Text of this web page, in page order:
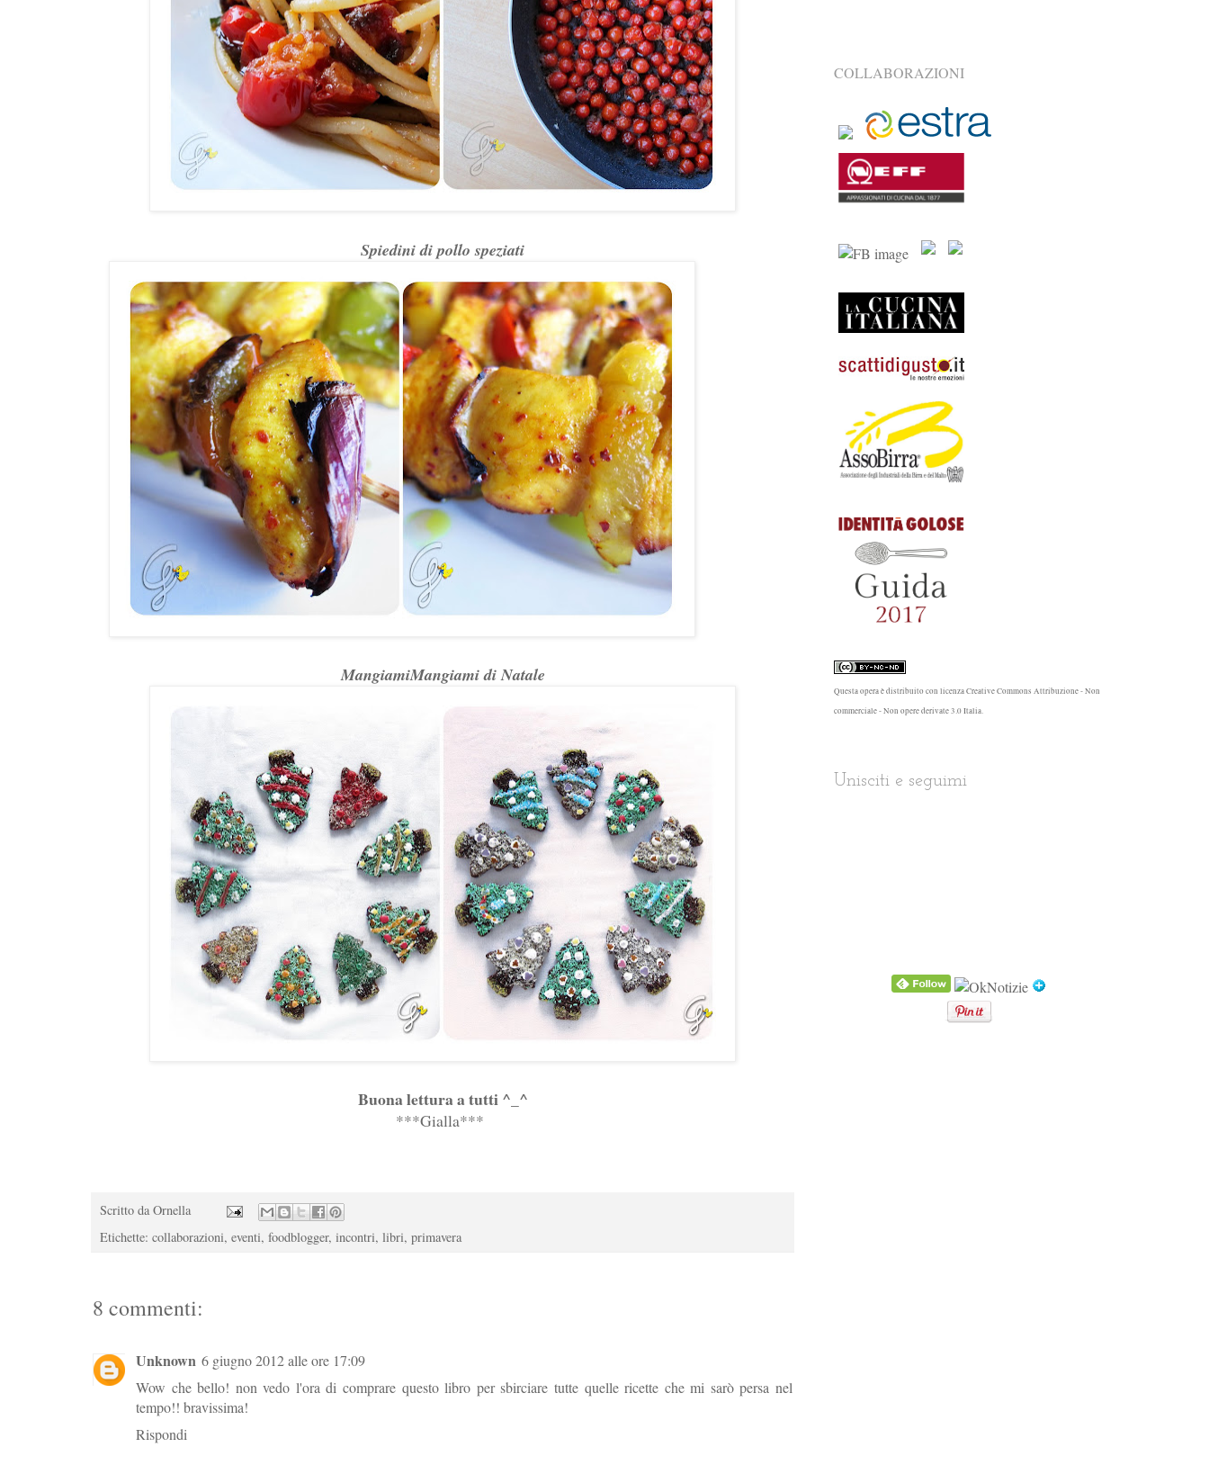
Spiedini di pollo speziati
MangiamiMangiami di Natale
Buona lettura a tutti ^_^
***Gialla***
Scritto da Ornella
Etichette: collaborazioni, eventi, foodblogger, incontri, libri, primavera
8 commenti:
Unknown 6 giugno 2012 alle ore 17:09
Wow che bello! non vedo l'ora di comprare questo libro per sbirciare tutte quelle ricette che mi sarò persa nel
tempo!! bravissima!
Rispondi
COLLABORAZIONI
Questa opera è distribuito con licenza Creative Commons Attribuzione - Non
commerciale - Non opere derivate 3.0 Italia.
Unisciti e seguimi